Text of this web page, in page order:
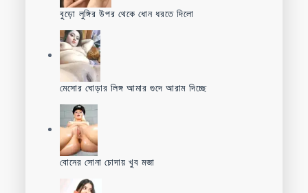
বুড়ো লুঙ্গির উপর থেকে ধোন ধরতে দিলো
মেসোর ঘোড়ার লিঙ্গ আমার গুদে আরাম দিচ্ছে
বোনের সোনা চোদায় খুব মজা